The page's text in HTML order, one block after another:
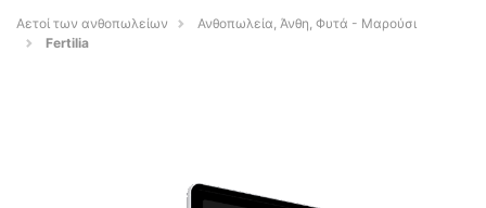
Αετοί των ανθοπωλείων
Ανθοπωλεία, Άνθη, Φυτά - Μαρούσι
Fertilia